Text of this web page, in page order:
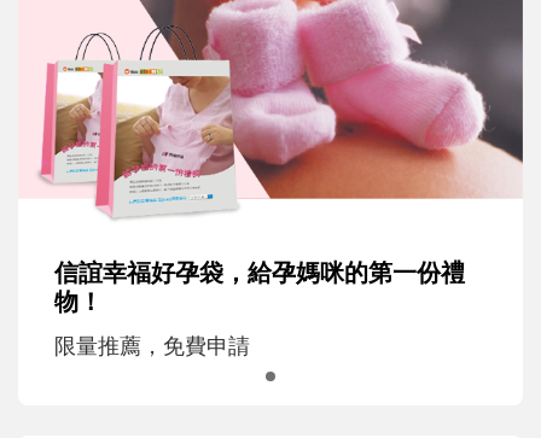
信誼幸福好孕袋，給孕媽咪的第一份禮
物！
限量推薦，免費申請